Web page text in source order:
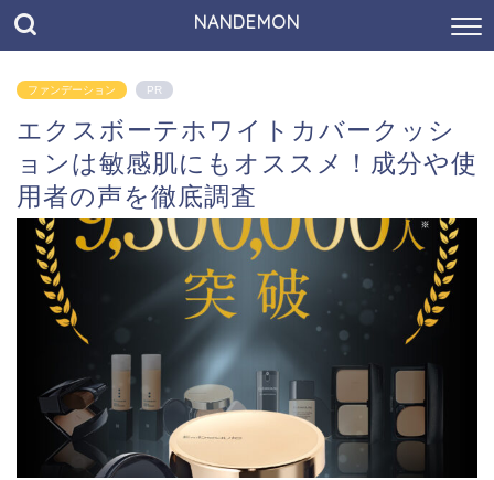
NANDEMON
ファンデーション PR
エクスボーテホワイトカバークッシ
ョンは敏感肌にもオススメ！成分や使
用者の声を徹底調査